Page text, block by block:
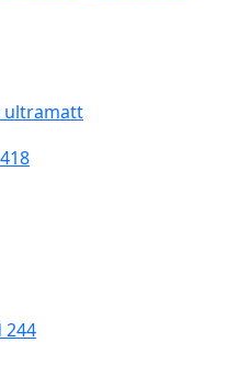
ultramatt